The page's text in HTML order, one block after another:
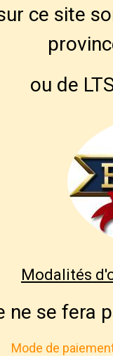
ce site
ou de
Modalités
ne se fera
Mode de